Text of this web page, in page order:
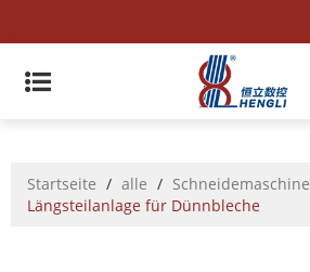
Startseite / alle / Schneidemaschine
Längsteilanlage für Dünnbleche